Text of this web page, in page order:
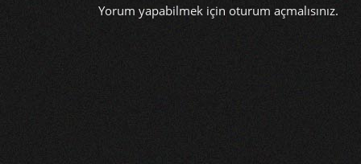
Yorum yapabilmek için oturum açmalısınız.